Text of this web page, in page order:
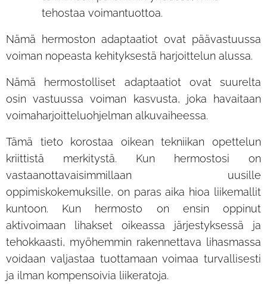
tehostaa voimantuottoa.
Nämä hermoston adaptaatiot ovat päävastuussa
voiman nopeasta kehityksestä harjoittelun alussa.
Nämä hermostolliset adaptaatiot ovat suurelta
osin vastuussa voiman kasvusta, joka havaitaan
voimaharjoitteluohjelman alkuvaiheessa.
Tämä tieto korostaa oikean tekniikan opettelun
kriittistä merkitystä. Kun hermostosi on
vastaanottavaisimmillaan uusille
oppimiskokemuksille, on paras aika hioa liikemallit
kuntoon. Kun hermosto on ensin oppinut
aktivoimaan lihakset oikeassa järjestyksessä ja
tehokkaasti, myöhemmin rakennettava lihasmassa
voidaan valjastaa tuottamaan voimaa turvallisesti
ja ilman kompensoivia liikeratoja.